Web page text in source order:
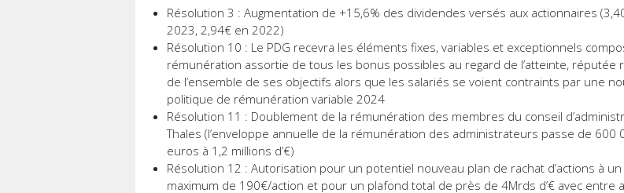
Résolution 3 : Augmentation de +15,6% des dividendes versés aux actionnaires
2023, 2,94€ en 2022)
Résolution 10 : Le PDG recevra les éléments fixes, variables et exceptionnels
rémunération assortie de tous les bonus possibles au regard de l’atteinte, réputée
de l’ensemble de ses objectifs alors que les salariés se voient contraints par une
politique de rémunération variable 2024
Résolution 11 : Doublement de la rémunération des membres du conseil
Thales (l’enveloppe annuelle de la rémunération des administrateurs passe de 600
euros à 1,2 millions d’€)
Résolution 12 : Autorisation pour un potentiel nouveau plan de rachat d’actions à
maximum de 190€/action et pour un plafond total de près de 4Mrds d’€ avec entre